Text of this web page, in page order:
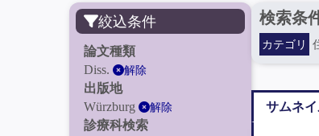
絞込条件
論文種類
Diss.
解除
出版地
Würzburg
解除
診療科検索
検索条
カテゴリ
サムネ